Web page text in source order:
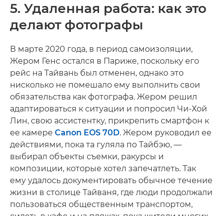
5. Удаленная работа: как это
делают фотографы
В марте 2020 года, в период самоизоляции,
Жером Генс остался в Париже, поскольку его
рейс на Тайвань был отменен, однако это
нисколько не помешало ему выполнить свои
обязательства как фотографа. Жером решил
адаптироваться к ситуации и попросил Чи-Хой
Лин, свою ассистентку, прикрепить смартфон к
ее камере Canon EOS 70D. Жером руководил ее
действиями, пока та гуляла по Тайбэю, —
выбирал объекты съемки, ракурсы и
композиции, которые хотел запечатлеть. Так
ему удалось документировать обычное течение
жизни в столице Тайваня, где люди продолжали
пользоваться общественным транспортом,